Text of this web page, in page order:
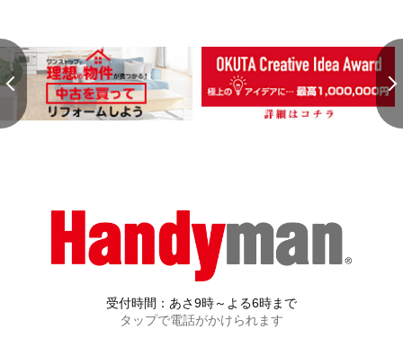
受付時間：あさ9時～よる6時まで
タップで電話がかけられます